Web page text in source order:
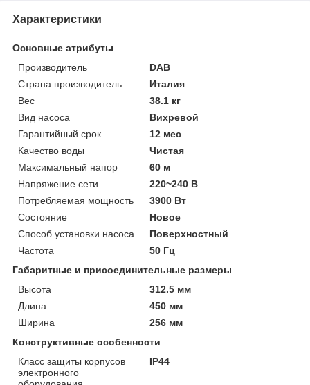
Характеристики
Основные атрибуты
Производитель
DAB
Страна производитель
Италия
Вес
38.1 кг
Вид насоса
Вихревой
Гарантийный срок
12 мес
Качество воды
Чистая
Максимальный напор
60 м
Напряжение сети
220~240 В
Потребляемая мощность
3900 Вт
Состояние
Новое
Способ установки насоса
Поверхностный
Частота
50 Гц
Габаритные и присоединительные размеры
Высота
312.5 мм
Длина
450 мм
Ширина
256 мм
Конструктивные особенности
Класс защиты корпусов
электронного
IP44